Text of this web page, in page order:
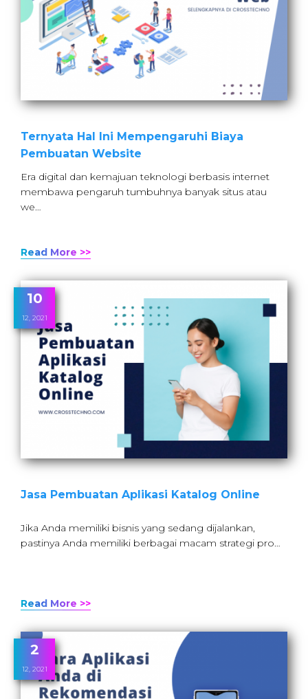
Ternyata Hal Ini Mempengaruhi Biaya
Pembuatan Website
Era digital dan kemajuan teknologi berbasis internet
membawa pengaruh tumbuhnya banyak situs atau
we…
Read More >>
10
12, 2021
Jasa Pembuatan Aplikasi Katalog Online
Jika Anda memiliki bisnis yang sedang dijalankan,
pastinya Anda memiliki berbagai macam strategi pro…
Read More >>
2
12, 2021